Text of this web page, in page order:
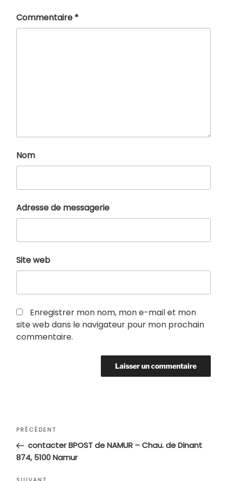
Commentaire *
Nom
Adresse de messagerie
Site web
Enregistrer mon nom, mon e-mail et mon
site web dans le navigateur pour mon prochain
commentaire.
Navigation
l’article
Article
précédent
PRÉCÉDENT
contacter BPOST de NAMUR – Chau. de Dinant
874, 5100 Namur